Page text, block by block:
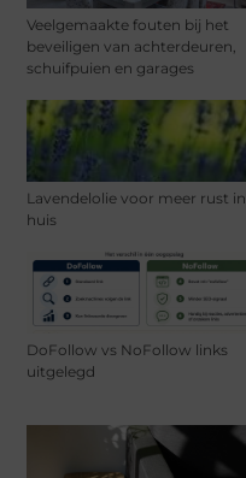
Veelgemaakte fouten bij het
beveiligen van achterdeuren,
schuifpuien en garages
Lavendelolie voor meer rust in
huis
DoFollow vs NoFollow links
uitgelegd